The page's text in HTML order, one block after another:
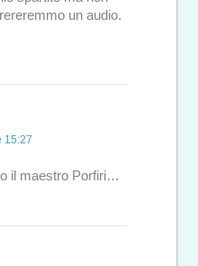
un audio.
15:27
il maestro Porfiri…